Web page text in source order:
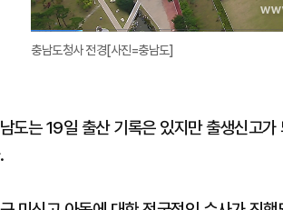
충남도청사 전경[사진=충남도]
도는 19일 출산 기록은 있지만 출생신고가